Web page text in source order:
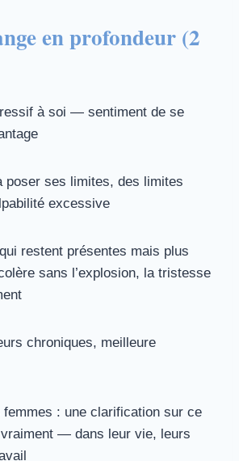
en profondeur (2
à soi — sentiment de se
poser ses limites, des limites
excessive
restent présentes mais plus
sans l’explosion, la tristesse
chroniques, meilleure
femmes : une clarification sur ce
vraiment — dans leur vie, leurs